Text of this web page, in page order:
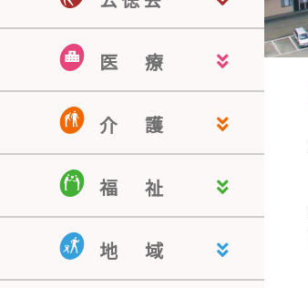
公徳会ホーム
公徳会について
来院される皆さま
医療関係の皆さま
地域の皆さま
採用情報
医 療
佐藤病院
若宮病院
米沢こころの病院
米沢駅前クリニック
南陽訪問看護ステーション
認知症疾患医療センター
介 護
介護老人保健施設 ドミール南陽
介護付有料老人ホーム ヒルサイ
ド羽黒
認知症対応型共同生活介護 ぬく
もりの家
居宅介護支援事業所
ほのぼのケアサービス
福 祉
地域活動支援センター・指定相
談支援事業所 ライフサポートと
まり木
共同生活援助事業所 くぬぎ荘
就労継続支援B型事業所 公徳会
就労支援センター
地 域